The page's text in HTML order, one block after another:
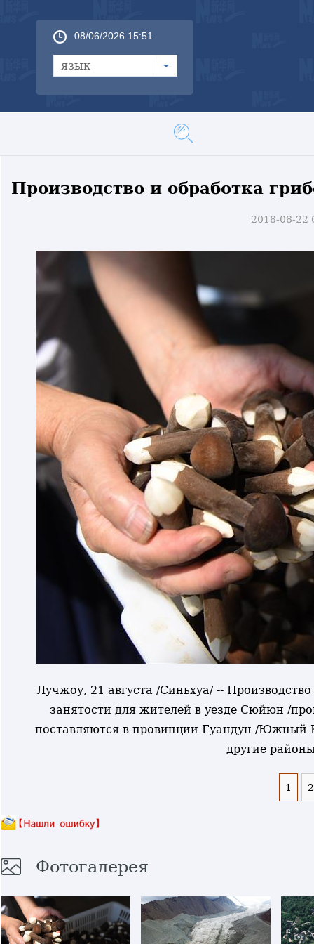
08/06/2026 15:51
язык
Производство и обработка
2018-08-22
Лучжоу, 21 августа /Синьхуа/ --
занятости для жителей в уезде Сюйюн /
поставляются в провинции Гуандун /
другие
1 2
Фотогалерея